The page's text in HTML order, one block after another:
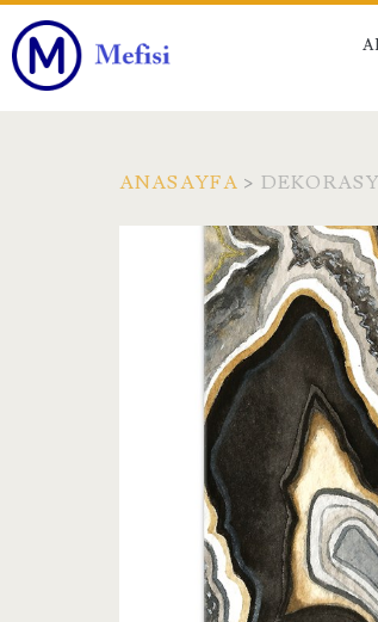
ANASAYFA >
Etiket:
tablonun
önemi</